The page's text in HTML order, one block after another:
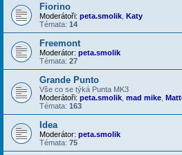
Fiorino
Moderátoři: peta.smolik Katy
Témata: 14
Freemont
Moderátor: peta.smolik
Témata: 27
Grande Punto
Vše co se týká Punta MK3
Moderátoři: peta.smolik mad mike
Témata: 163
Idea
Moderátor: peta.smolik
Témata: 75